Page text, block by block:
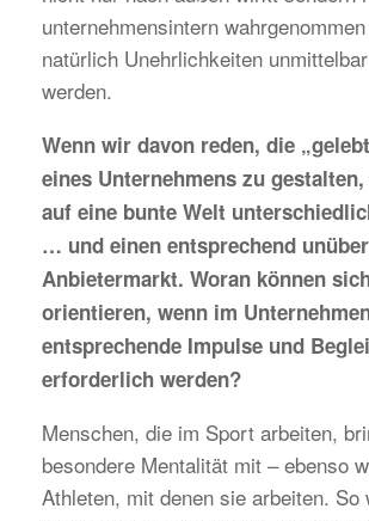
unternehmensintern
natürlich Unehrlichkeiten
werden.
Wenn wir davon reden, die
eines Unternehmens zu
auf eine bunte Welt
… und einen entsprechend
Anbietermarkt. Woran können
orientieren, wenn im
entsprechende Impulse und
erforderlich werden?
Menschen, die im Sport arbeiten,
besondere Mentalität mit – ebenso
Athleten, mit denen sie arbeiten. So